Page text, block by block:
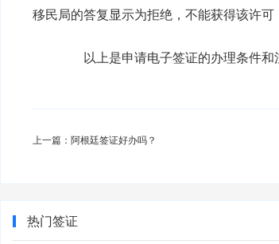
移民局的答复显示为拒绝，不能获得该许可
以上是申请电子签证的办理条件和
上一篇：阿根廷签证好办吗？
热门签证